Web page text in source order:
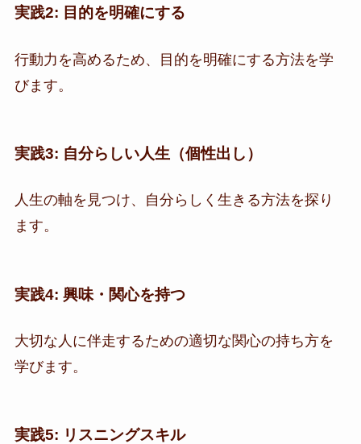
実践2: 目的を明確にする
行動力を高めるため、目的を明確にする方法を学
びます。
実践3: 自分らしい人生（個性出し）
人生の軸を見つけ、自分らしく生きる方法を探り
ます。
実践4: 興味・関心を持つ
大切な人に伴走するための適切な関心の持ち方を
学びます。
実践5: リスニングスキル